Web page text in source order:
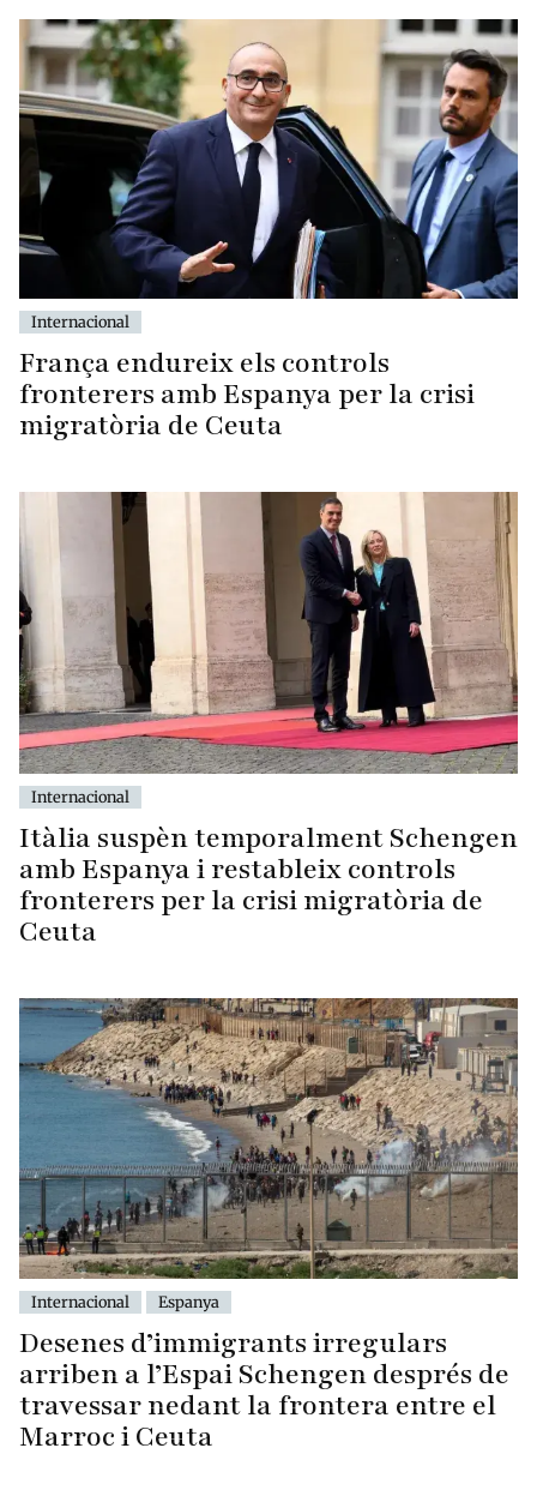
Internacional
França endureix els controls
fronterers amb Espanya per la crisi
migratòria de Ceuta
Internacional
Itàlia suspèn temporalment Schengen
amb Espanya i restableix controls
fronterers per la crisi migratòria de
Ceuta
Internacional Espanya
Desenes d’immigrants irregulars
arriben a l’Espai Schengen després de
travessar nedant la frontera entre el
Marroc i Ceuta